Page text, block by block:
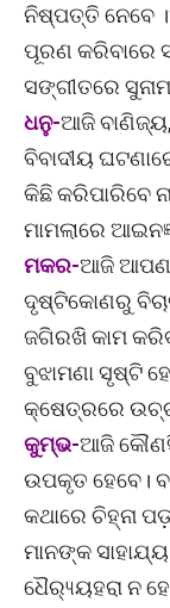
ନିଷ୍ପତ୍ତି ନେବେ
ପୂରଣ କରିବାରେ
ସଙ୍ଗୀତରେ
ଧନୁ-ଆଜି
ବିବାଦୀୟ
କିଛି କରିପାରିବେ
ମାମଲାରେ
ମକର-ଆଜି ଆପଣ
ଦୃଷ୍ଟିକୋଣରୁ
ଜଗିରଖି କାମ
ବୁଝାମଣା ସୃଷ୍ଟି
କ୍ଷେତ୍ରରେ
କୁମ୍ଭ-ଆଜି
ଉପକୃତ ହେବେ।
କଥାରେ ଚିହ୍ନା
ମାନଙ୍କ
ଧୈର‌୍ୟ୍ୟହରା ନ